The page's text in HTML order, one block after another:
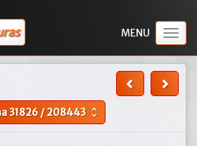
31826/208443 unfold_more